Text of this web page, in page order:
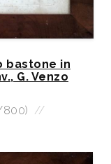
bastone in
G. Venzo
800) //